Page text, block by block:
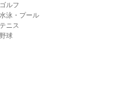
ルフ
泳・プール
ニス
球